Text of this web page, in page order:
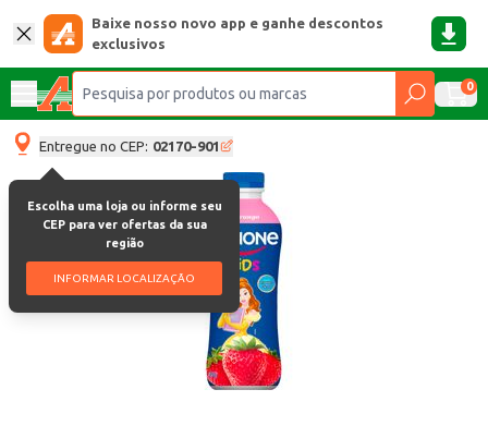
Baixe nosso novo app e ganhe descontos
exclusivos
0
Entregue no CEP: 02170-901
Escolha uma loja ou informe seu
CEP para ver ofertas da sua
região
INFORMAR LOCALIZAÇÃO